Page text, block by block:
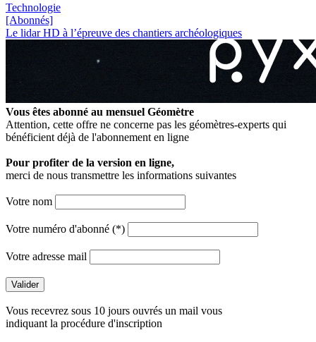
Technologie
[Abonnés]
Le lidar HD à l’épreuve des chantiers archéologiques
Vous êtes abonné au mensuel Géomètre
Attention, cette offre ne concerne pas les géomètres-experts qui
bénéficient déjà de l'abonnement en ligne
Pour profiter de la version en ligne,
merci de nous transmettre les informations suivantes
Votre nom
Votre numéro d'abonné (*)
Votre adresse mail
Vous recevrez sous 10 jours ouvrés un mail vous
indiquant la procédure d'inscription